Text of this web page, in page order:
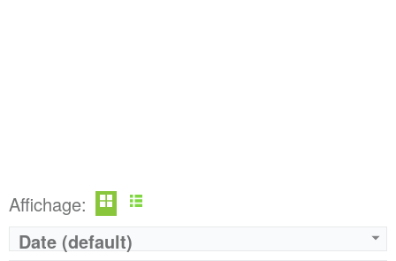
Affichage:
Date (default)